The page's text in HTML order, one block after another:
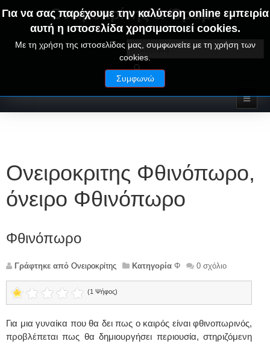
Ονειροκρίτης & Όραμα
ΟΝΕΙΡΑ ΕΡΜΗΝΕΙΕΣ - ΑΛΦΑΒΗΤΙΚΟΣ ΟΝΕΙΡΟΚΡΙΤΗΣ
Για να σας παρέχουμε την καλύτερη online εμπειρία
αυτή η ιστοσελίδα χρησιμοποιεί cookies.
Με τη χρήση της ιστοσελίδας μας, συμφωνείτε με τη χρήση των
cookies.
Συμφωνώ
Ονειροκριτης Φθινόπωρο,
όνειρο Φθινόπωρο
Φθινόπωρο
Γράφτηκε από Ονειροκρίτης Κατηγορία Φ 0 σχόλιο
(1 Ψήφος)
Για μια γυναίκα που θα δει πως ο καιρός είναι φθινοπωρινός,
προβλέπεται πως θα δημιουργήσει περιουσία, στηριζόμενη